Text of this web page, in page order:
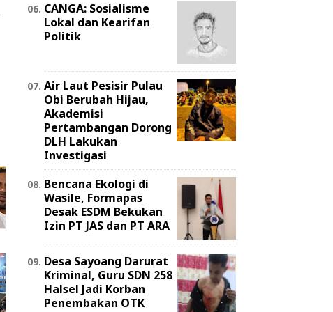
CANGA: Sosialisme
Lokal dan Kearifan
Politik
Air Laut Pesisir Pulau
Obi Berubah Hijau,
Akademisi
Pertambangan Dorong
DLH Lakukan
Investigasi
Bencana Ekologi di
Wasile, Formapas
Desak ESDM Bekukan
Izin PT JAS dan PT ARA
Desa Sayoang Darurat
Kriminal, Guru SDN 258
Halsel Jadi Korban
Penembakan OTK